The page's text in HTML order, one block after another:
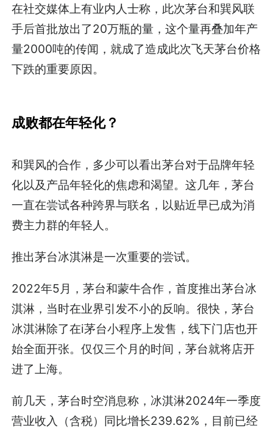
在社交媒体上有业内人士称，此次茅台和巽风联
手后首批放出了20万瓶的量，这个量再叠加年产
量2000吨的传闻，就成了造成此次飞天茅台价格
下跌的重要原因。
成败都在年轻化？
和巽风的合作，多少可以看出茅台对于品牌年轻
化以及产品年轻化的焦虑和渴望。这几年，茅台
一直在尝试各种跨界与联名，以贴近早已成为消
费主力群的年轻人。
推出茅台冰淇淋是一次重要的尝试。
2022年5月，茅台和蒙牛合作，首度推出茅台冰
淇淋，当时在业界引发不小的反响。很快，茅台
冰淇淋除了在i茅台小程序上发售，线下门店也开
始全面开张。仅仅三个月的时间，茅台就将店开
进了上海。
前几天，茅台时空消息称，冰淇淋2024年一季度
营业收入（含税）同比增长239.62%，目前已经